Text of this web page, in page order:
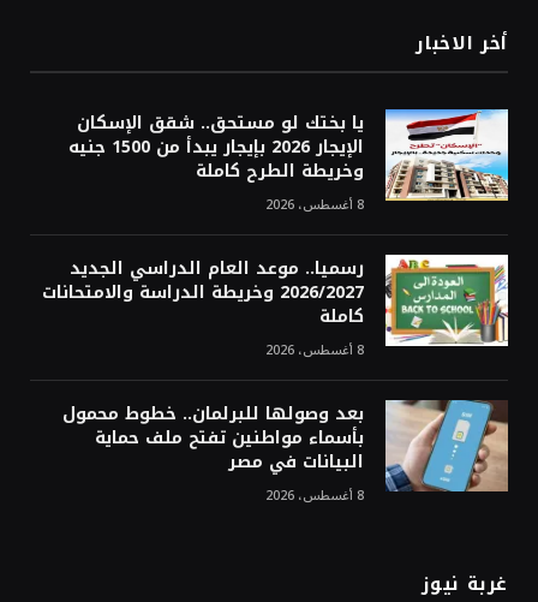
أخر الاخبار
يا بختك لو مستحق.. شقق الإسكان
الإيجار 2026 بإيجار يبدأ من 1500 جنيه
وخريطة الطرح كاملة
8 أغسطس، 2026
رسميا.. موعد العام الدراسي الجديد
2026/2027 وخريطة الدراسة والامتحانات
كاملة
8 أغسطس، 2026
بعد وصولها للبرلمان.. خطوط محمول
بأسماء مواطنين تفتح ملف حماية
البيانات في مصر
8 أغسطس، 2026
غربة نيوز